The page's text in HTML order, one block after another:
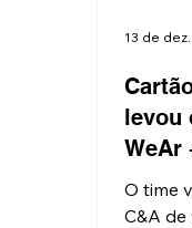
levou
WeAr
O time
C&A
13 de